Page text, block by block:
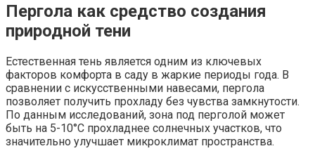
Пергола как средство создания
природной тени
Естественная тень является одним из ключевых
факторов комфорта в саду в жаркие периоды года. В
сравнении с искусственными навесами, пергола
позволяет получить прохладу без чувства замкнутости.
По данным исследований, зона под перголой может
быть на 5-10°С прохладнее солнечных участков, что
значительно улучшает микроклимат пространства.